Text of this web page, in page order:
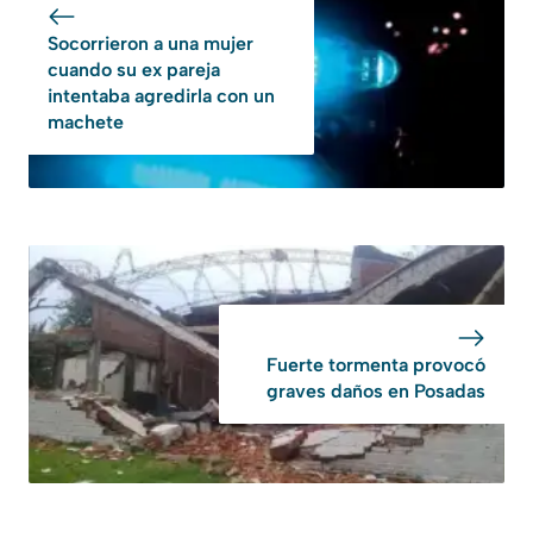
Socorrieron a una mujer
cuando su ex pareja
intentaba agredirla con un
machete
Fuerte tormenta provocó
graves daños en Posadas